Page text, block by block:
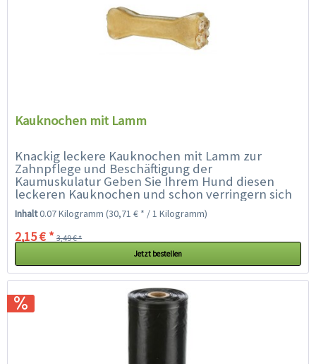
Kauknochen mit Lamm
Knackig leckere Kauknochen mit Lamm zur
Zahnpflege und Beschäftigung der
Kaumuskulatur Geben Sie Ihrem Hund diesen
leckeren Kauknochen und schon verringern sich
Probleme mit angeknabberten Schuhen und...
Inhalt0.07 Kilogramm(30,71 € * / 1 Kilogramm)
2,15 € * 3,49 € *
Jetzt bestellen